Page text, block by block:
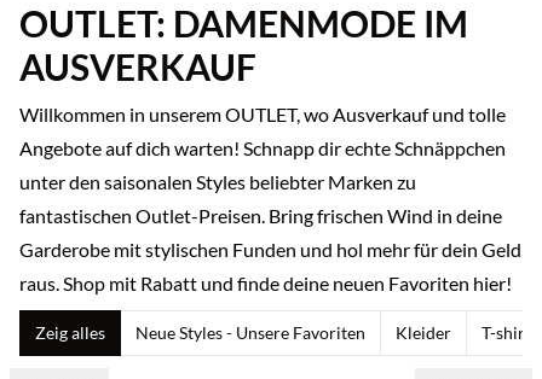
OUTLET: DAMENMODE IM
AUSVERKAUF
Willkommen in unserem OUTLET, wo Ausverkauf und tolle
Angebote auf dich warten! Schnapp dir echte Schnäppchen
unter den saisonalen Styles beliebter Marken zu
fantastischen Outlet-Preisen. Bring frischen Wind in deine
Garderobe mit stylischen Funden und hol mehr für dein Geld
raus. Shop mit Rabatt und finde deine neuen Favoriten hier!
Zeig alles Neue Styles - Unsere Favoriten Kleider T-shirts